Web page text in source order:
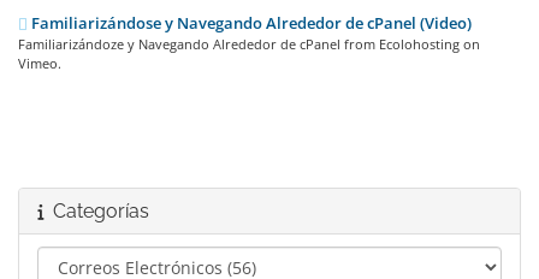
Familiarizándose y Navegando Alrededor de cPanel (Video)
Familiarizándoze y Navegando Alrededor de cPanel from Ecolohosting on
Vimeo.
Categorías